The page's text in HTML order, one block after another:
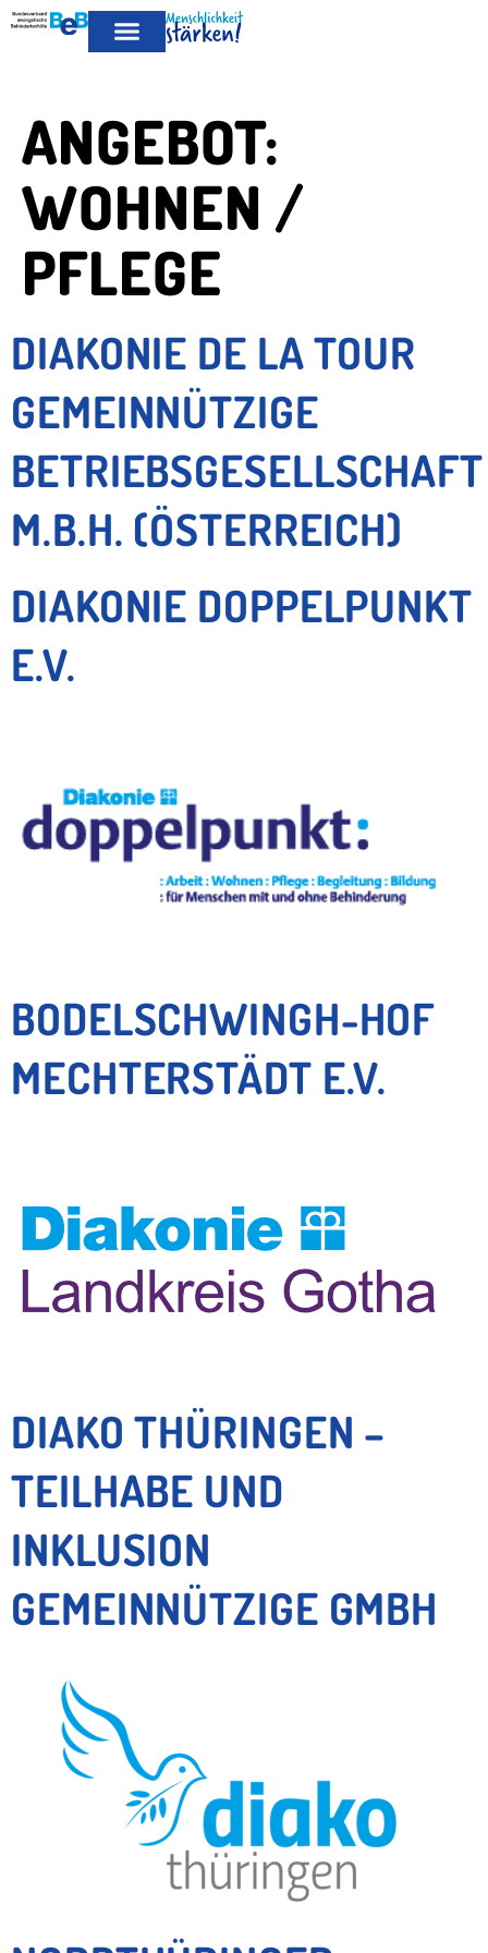
MITGLIED
ANGEBOT:
WOHNEN /
PFLEGE
DIAKONIE DE LA TOUR
GEMEINNÜTZIGE
BETRIEBSGESELLSCHAFT
M.B.H. (ÖSTERREICH)
DIAKONIE DOPPELPUNKT
E.V.
BODELSCHWINGH-HOF
MECHTERSTÄDT E.V.
DIAKO THÜRINGEN –
TEILHABE UND
INKLUSION
GEMEINNÜTZIGE GMBH